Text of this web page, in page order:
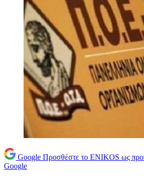
Google Προσθέστε το ENIKOS ως
Google